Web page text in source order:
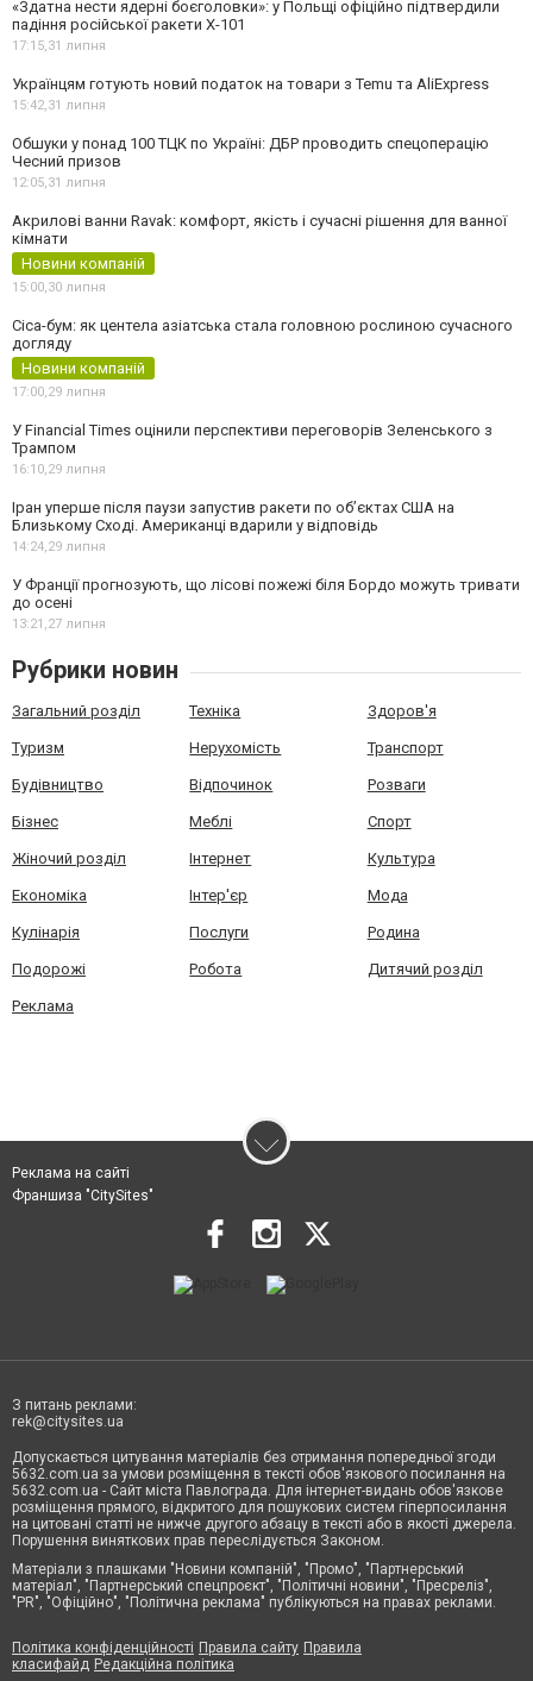
«Здатна нести ядерні боєголовки»: у Польщі офіційно підтвердили
падіння російської ракети Х-101
17:15,31 липня
Українцям готують новий податок на товари з Temu та AliExpress
15:42,31 липня
Обшуки у понад 100 ТЦК по Україні: ДБР проводить спецоперацію
Чесний призов
12:05,31 липня
Акрилові ванни Ravak: комфорт, якість і сучасні рішення для ванної
кімнати
Новини компаній
15:00,30 липня
Cica-бум: як центела азіатська стала головною рослиною сучасного
догляду
Новини компаній
17:00,29 липня
У Financial Times оцінили перспективи переговорів Зеленського з
Трампом
16:10,29 липня
Іран уперше після паузи запустив ракети по обʼєктах США на
Близькому Сході. Американці вдарили у відповідь
14:24,29 липня
У Франції прогнозують, що лісові пожежі біля Бордо можуть тривати
до осені
13:21,27 липня
Рубрики новин
Загальний розділ Техніка Здоров'я
Туризм Нерухомість Транспорт
Будівництво Відпочинок Розваги
Бізнес Меблі Спорт
Жіночий розділ Інтернет Культура
Економіка Інтер'єр Мода
Кулінарія Послуги Родина
Подорожі Робота Дитячий розділ
Реклама
Реклама на сайті
Франшиза "CitySites"
З питань реклами:
rek@citysites.ua
Допускається цитування матеріалів без отримання попередньої згоди
5632.com.ua за умови розміщення в тексті обов'язкового посилання на
5632.com.ua - Сайт міста Павлограда. Для інтернет-видань обов'язкове
розміщення прямого, відкритого для пошукових систем гіперпосилання
на цитовані статті не нижче другого абзацу в тексті або в якості джерела.
Порушення виняткових прав переслідується Законом.
Матеріали з плашками "Новини компаній", "Промо", "Партнерський
матеріал", "Партнерський спецпроєкт", "Політичні новини", "Пресреліз",
"PR", "Офіційно", "Політична реклама" публікуються на правах реклами.
Політика конфіденційності Правила сайту Правила
класифайд Редакційна політика